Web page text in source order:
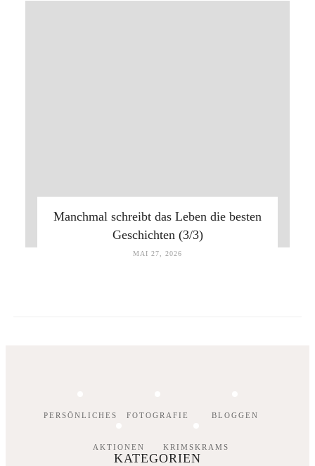
Manchmal schreibt das Leben die besten
Geschichten (3/3)
MAI 27, 2026
PERSÖNLICHES FOTOGRAFIE BLOGGEN
AKTIONEN KRIMSKRAMS
KATEGORIEN